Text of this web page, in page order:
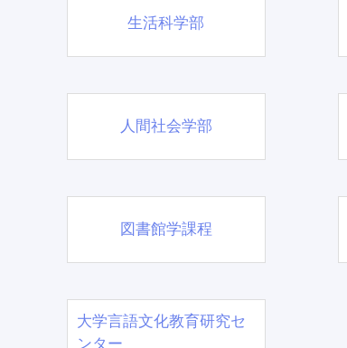
生活科学部
人間社会学部
図書館学課程
大学言語文化教育研究セ
ンター